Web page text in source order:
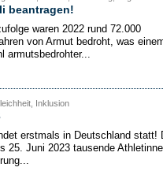
beantragen!
waren 2022 rund 72.000
von Armut bedroht, was
Inklusion
erstmals in Deutschland statt!
25. Juni 2023 tausende